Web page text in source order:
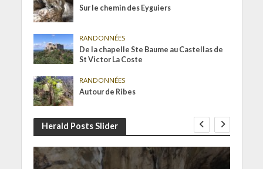
Sur le chemin des Eyguiers
RANDONNÉES
De la chapelle Ste Baume au Castellas de
St Victor La Coste
RANDONNÉES
Autour de Ribes
Herald Posts Slider